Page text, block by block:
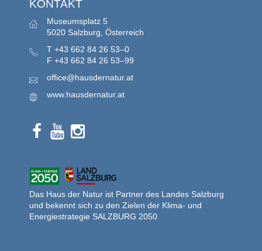
KONTAKT
Museumsplatz 5
5020 Salzburg, Österreich
T +43 662 84 26 53–0
F +43 662 84 26 53–99
office@hausdernatur.at
www.hausdernatur.at
Das Haus der Natur ist Partner des Landes Salzburg
und bekennt sich zu den Zielen der Klima- und
Energiestrategie SALZBURG 2050